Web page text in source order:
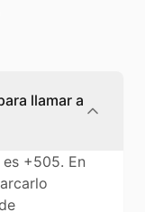
llamar a
+505. En